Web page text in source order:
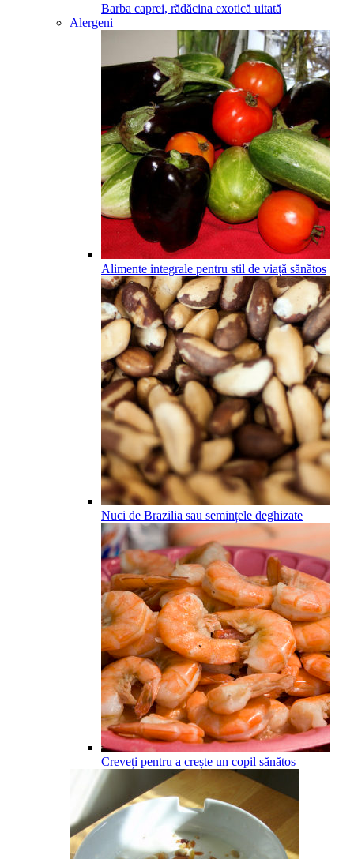
Barba caprei, rădăcina exotică uitată
Alergeni
Alimente integrale pentru stil de viață sănătos
Nuci de Brazilia sau semințele deghizate
Creveți pentru a crește un copil sănătos